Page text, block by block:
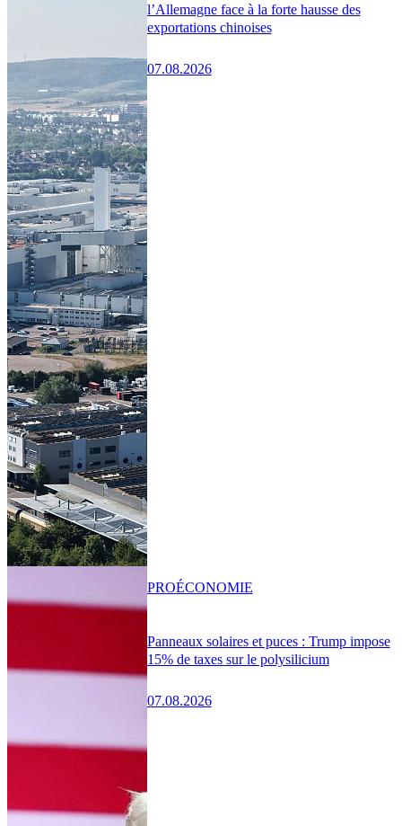
l’Allemagne face à la forte hausse des
exportations chinoises
07.08.2026
Panneaux solaires et puces : Trump impose
15% de taxes sur le polysilicium
07.08.2026
PROÉCONOMIE